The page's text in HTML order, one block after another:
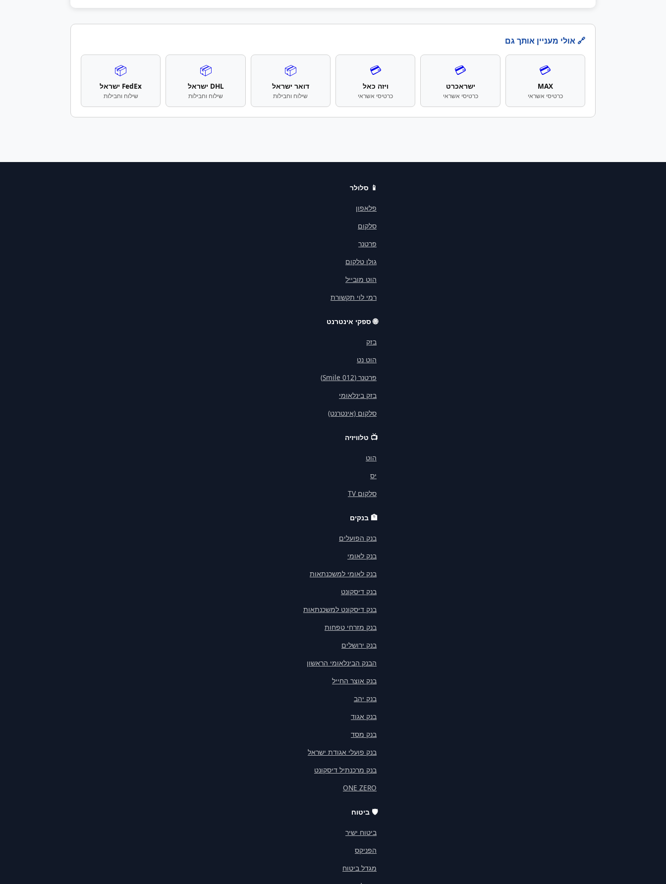
🔗 אולי מעניין אותך גם
💳
MAX
כרטיסי אשראי
💳
ישראכרט
כרטיסי אשראי
💳
ויזה כאל
כרטיסי אשראי
📦
דואר ישראל
שילוח וחבילות
📦
DHL ישראל
שילוח וחבילות
📦
FedEx ישראל
שילוח וחבילות
📱 סלולר
פלאפון
סלקום
פרטנר
גולן טלקום
הוט מובייל
רמי לוי תקשורת
🌐ספקי אינטרנט
בזק
הוט נט
פרטנר (012 Smile)
בזק בינלאומי
סלקום (אינטרנט)
📺 טלוויזיה
הוט
יס
סלקום TV
🏦 בנקים
בנק הפועלים
בנק לאומי
בנק לאומי למשכנתאות
בנק דיסקונט
בנק דיסקונט למשכנתאות
בנק מזרחי טפחות
בנק ירושלים
הבנק הבינלאומי הראשון
בנק אוצר החייל
בנק יהב
בנק אגוד
בנק מסד
בנק פועלי אגודת ישראל
בנק מרכנתיל דיסקונט
ONE ZERO
🛡️ ביטוח
ביטוח ישיר
הפניקס
מגדל ביטוח